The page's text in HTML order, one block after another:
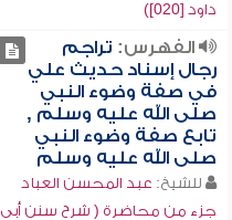
داود [020])
الفهرس: تراجم
رجال إسناد حديث علي
في صفة وضوء النبي
صلى الله عليه وسلم ,
تابع صفة وضوء النبي
صلى الله عليه وسلم
للشيخ: عبد المحسن العباد
جزء من محاضرة ( شرح سنن أبي